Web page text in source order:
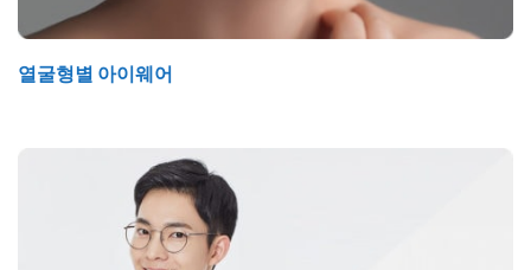
열굴형별 아이웨어